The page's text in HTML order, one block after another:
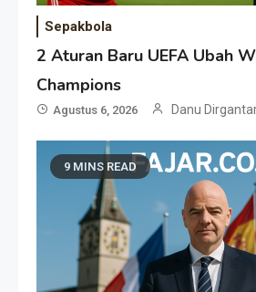
Sepakbola
2 Aturan Baru UEFA Ubah
Champions
Agustus 6, 2026 Danu
9 MINS READ